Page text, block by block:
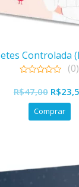
Controlada
out
of
(0)
R$47,00 R$
Comprar